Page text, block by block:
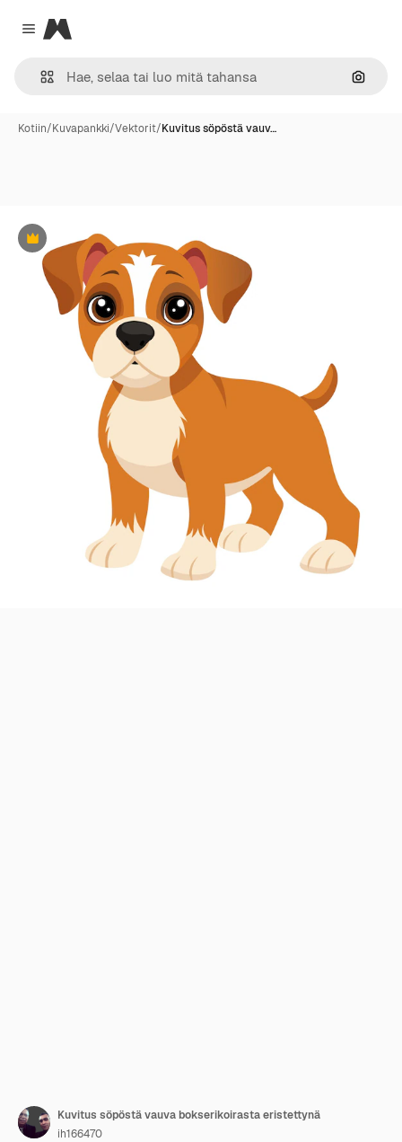
Close menu
Magnific
Hae
Kotiin/Kuvapankki/Vektorit/Kuvitus söpöstä vauv…
Premium
Kuvitus söpöstä vauva bokserikoirasta eristettynä
ih166470